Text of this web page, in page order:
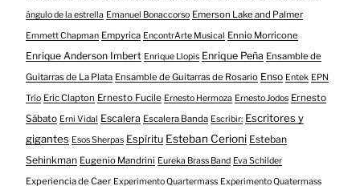
ángulo de la estrella Emanuel Bonaccorso Emerson Lake and Palmer
Emmett Chapman Empyrica EncontrArte Musical Ennio Morricone
Enrique Anderson Imbert Enrique Llopis Enrique Peña Ensamble de
Guitarras de La Plata Ensamble de Guitarras de Rosario Enso Entek EPN
Trío Eric Clapton Ernesto Fucile Ernesto Hermoza Ernesto Jodos Ernesto
Sábato Erni Vidal Escalera Escalera Banda Escribir: Escritores y
gigantes Esos Sherpas Espíritu Esteban Cerioni Esteban
Sehinkman Eugenio Mandrini Eureka Brass Band Eva Schilder
Experiencia de Caer Experimento Quartermass Experimento Quatermass